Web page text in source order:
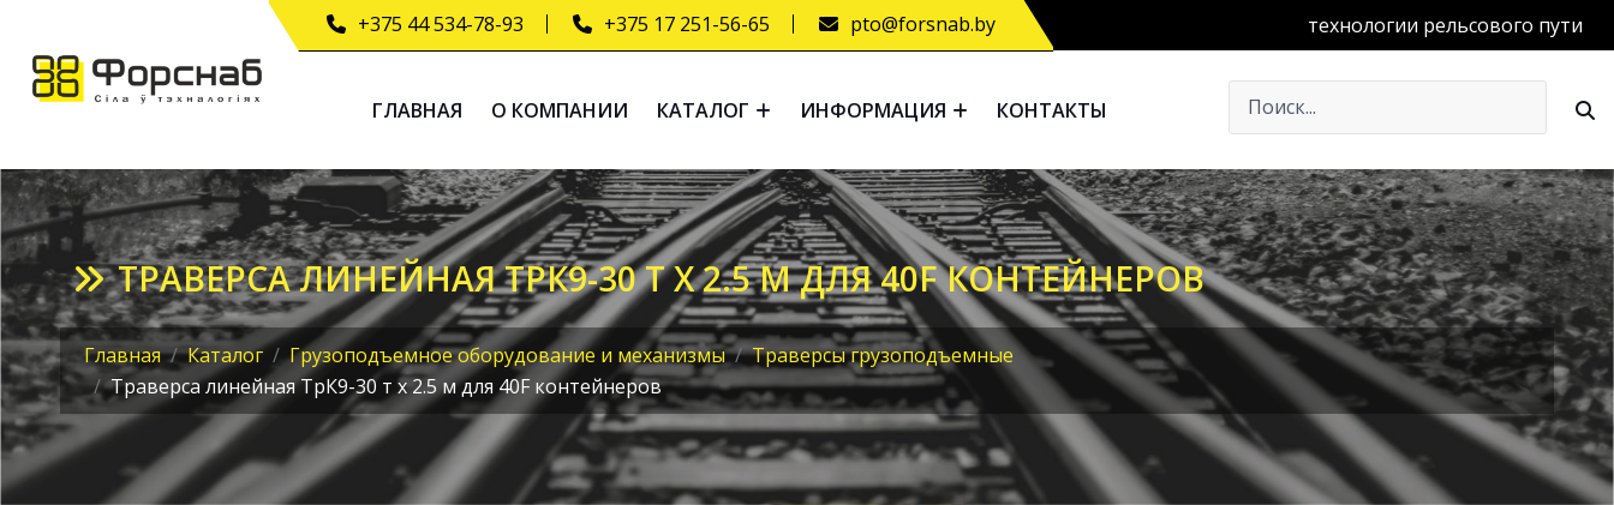
+375 44 534-78-93 +375 17 251-56-65 pto@forsnab.by
ГЛАВНАЯ О КОМПАНИИ КАТАЛОГ ИНФОРМАЦИЯ КОНТАКТЫ
технологии рельсового пути
ТРАВЕРСА ЛИНЕЙНАЯ ТРК9-30 Т Х 2.5 М ДЛЯ 40F КОНТЕЙНЕРОВ
Главная Каталог Грузоподъемное оборудование и механизмы
Траверсы грузоподъемные
Траверса линейная ТрК9-30 т х 2.5 м для 40F контейнеров